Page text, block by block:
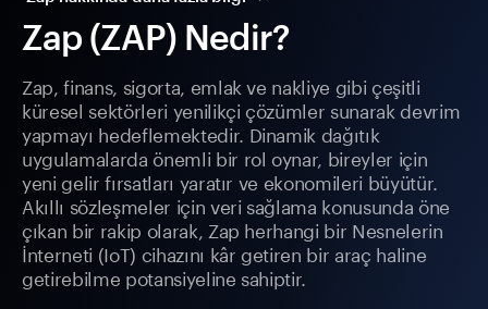
Zap (ZAP) Nedir?
Zap, finans, sigorta, emlak ve nakliye gibi çeşitli
küresel sektörleri yenilikçi çözümler sunarak devrim
yapmayı hedeflemektedir. Dinamik dağıtık
uygulamalarda önemli bir rol oynar, bireyler için
yeni gelir fırsatları yaratır ve ekonomileri büyütür.
Akıllı sözleşmeler için veri sağlama konusunda öne
çıkan bir rakip olarak, Zap herhangi bir Nesnelerin
İnterneti (IoT) cihazını kâr getiren bir araç haline
getirebilme potansiyeline sahiptir.